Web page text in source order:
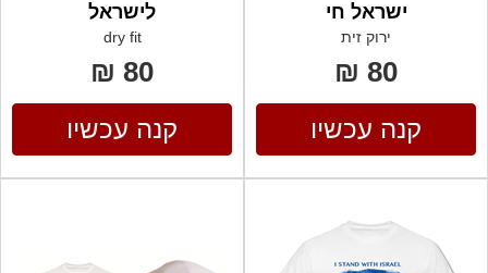
ישראל חי
ירוק זית
80 ₪
קנה עכשיו
לישראל
dry fit
80 ₪
קנה עכשיו